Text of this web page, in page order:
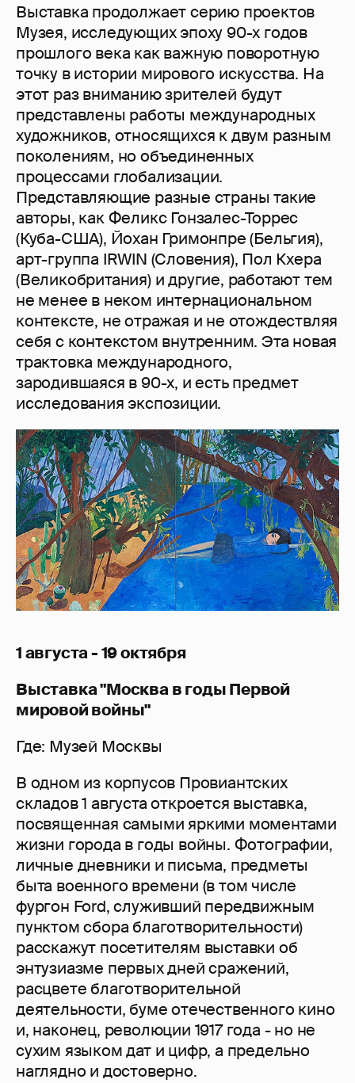
Выставка продолжает серию проектов
Музея, исследующих эпоху 90-х годов
прошлого века как важную поворотную
точку в истории мирового искусства. На
этот раз вниманию зрителей будут
представлены работы международных
художников, относящихся к двум разным
поколениям, но объединенных
процессами глобализации.
Представляющие разные страны такие
авторы, как Феликс Гонзалес-Торрес
(Куба-США), Йохан Гримонпре (Бельгия),
арт-группа IRWIN (Словения), Пол Кхера
(Великобритания) и другие, работают тем
не менее в неком интернациональном
контексте, не отражая и не отождествляя
себя с контекстом внутренним. Эта новая
трактовка международного,
зародившаяся в 90-х, и есть предмет
исследования экспозиции.
1 августа - 19 октября
Выставка "Москва в годы Первой
мировой войны"
Где: Музей Москвы
В одном из корпусов Провиантских
складов 1 августа откроется выставка,
посвященная самыми яркими моментами
жизни города в годы войны. Фотографии,
личные дневники и письма, предметы
быта военного времени (в том числе
фургон Ford, служивший передвижным
пунктом сбора благотворительности)
расскажут посетителям выставки об
энтузиазме первых дней сражений,
расцвете благотворительной
деятельности, буме отечественного кино
и, наконец, революции 1917 года - но не
сухим языком дат и цифр, а предельно
наглядно и достоверно.